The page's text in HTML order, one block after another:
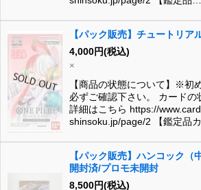
【パック販売】チュートリア
4,000円(税込)
×
【商品の状態について】※初
必ずご確認下さい。 カードの
詳細はこちら https://
shinsoku.jp/page/2 【鑑定品
【パック販売】ハンコック（
開封済/プロモ未開封
8,500円(税込)